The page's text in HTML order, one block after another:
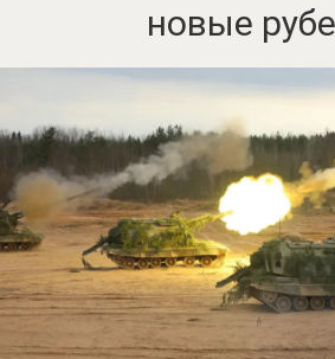
новые